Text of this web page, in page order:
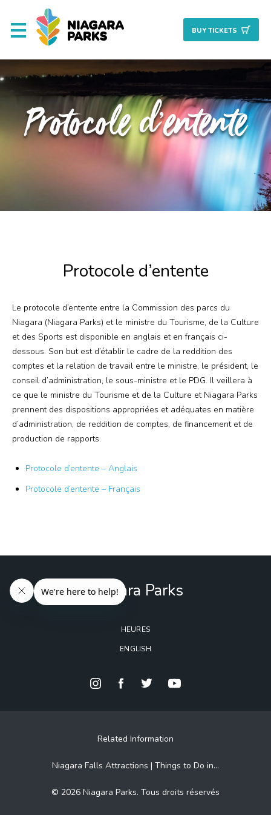
BUY TICKETS
Corporatif
À propos
Approvisionnement
Contactez-nous
Rechercher
Plus
Mariages
Salle des médias
Protocole d’entente
Protocole d’entente
Le protocole d’entente entre la Commission des parcs du
Niagara (Niagara Parks) et le ministre du Tourisme, de la Culture
et des Sports est disponible en anglais et en français ci-
dessous. Son but est d’établir le cadre de la reddition des
comptes et la relation de travail entre le ministre, le président, le
conseil d’administration, le sous-ministre et le PDG. Il veillera à
ce que le ministre du Tourisme et de la Culture et Niagara Parks
prennent des dispositions appropriées et adéquates en matière
d’administration, de reddition de comptes, de financement et de
production de rapports.
Protocole d’entente – Anglais
Protocole d’entente – Français
Niagara Parks
HEURES
ENGLISH
Related Information
Niagara Falls Attractions | Things to Do in...
© 2026 Niagara Parks. Tous droits réservés